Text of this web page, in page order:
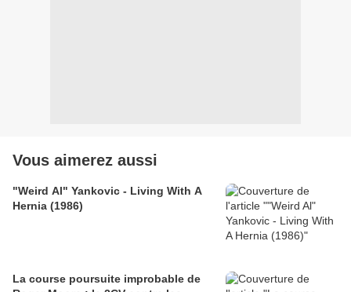
Vous aimerez aussi
"Weird Al" Yankovic - Living With A
Hernia (1986)
La course poursuite improbable de